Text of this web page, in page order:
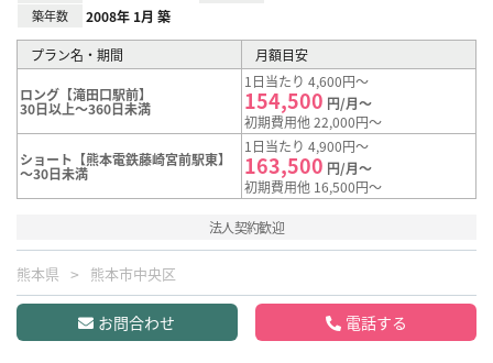
築年数 2008年 1月 築
プラン名・期間 月額目安
ロング【滝田口駅前】
30日以上～360日未満
1日当たり 4,600円～
154,500 円/月～
初期費用他 22,000円～
ショート【熊本電鉄藤崎宮前駅東】
～30日未満
1日当たり 4,900円～
163,500 円/月～
初期費用他 16,500円～
法人契約歓迎
熊本県 熊本市中央区
お問合わせ 電話する